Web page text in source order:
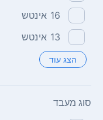
16‏ אינטש
13‏ אינטש
הצג עוד
סוג מעבד